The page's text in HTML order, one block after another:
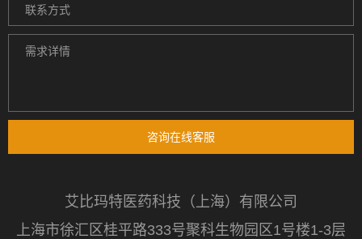
咨询在线客服
艾比玛特医药科技（上海）有限公司
上海市徐汇区桂平路333号聚科生物园区1号楼1-3层